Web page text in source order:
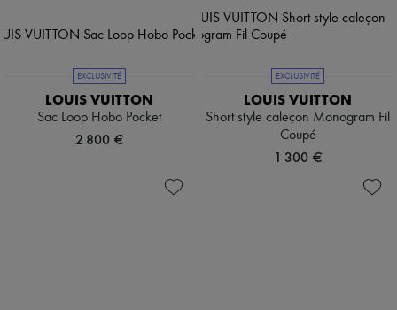
EXCLUSIVITÉ
LOUIS VUITTON
Sac Loop Hobo Pocket
2 800 €
EXCLUSIVITÉ
LOUIS VUITTON
Short style caleçon Monogram Fil
Coupé
1 300 €